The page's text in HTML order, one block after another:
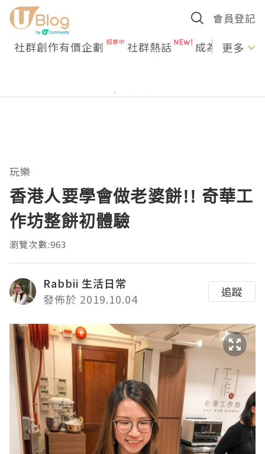
會員登記
社群創作有價企劃 社群熱話 成為U更多
玩樂
香港人要學會做老婆餅!! 奇華工
作坊整餅初體驗
瀏覽次數:963
Rabbii 生活日常
發佈於 2019.10.04
追蹤